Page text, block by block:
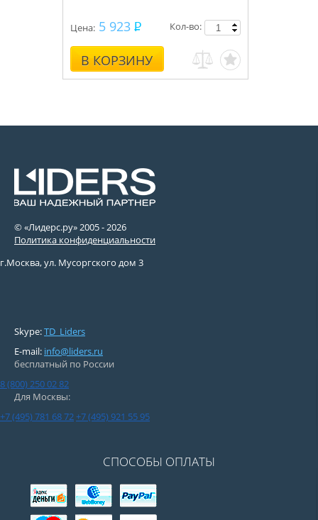
Цена: 5 923
В КОРЗИНУ
Кол-во:
© «Лидерс.ру» 2005 -2026
Политика конфиденциальности
г.Москва, ул. Мусоргского дом 3
Skype:TD_Liders
E-mail: info@liders.ru
бесплатный по России
8 (800) 250 02 82
Для Москвы:
+7 (495) 781 68 72+7 (495) 921 55 95
СПОСОБЫ ОПЛАТЫ